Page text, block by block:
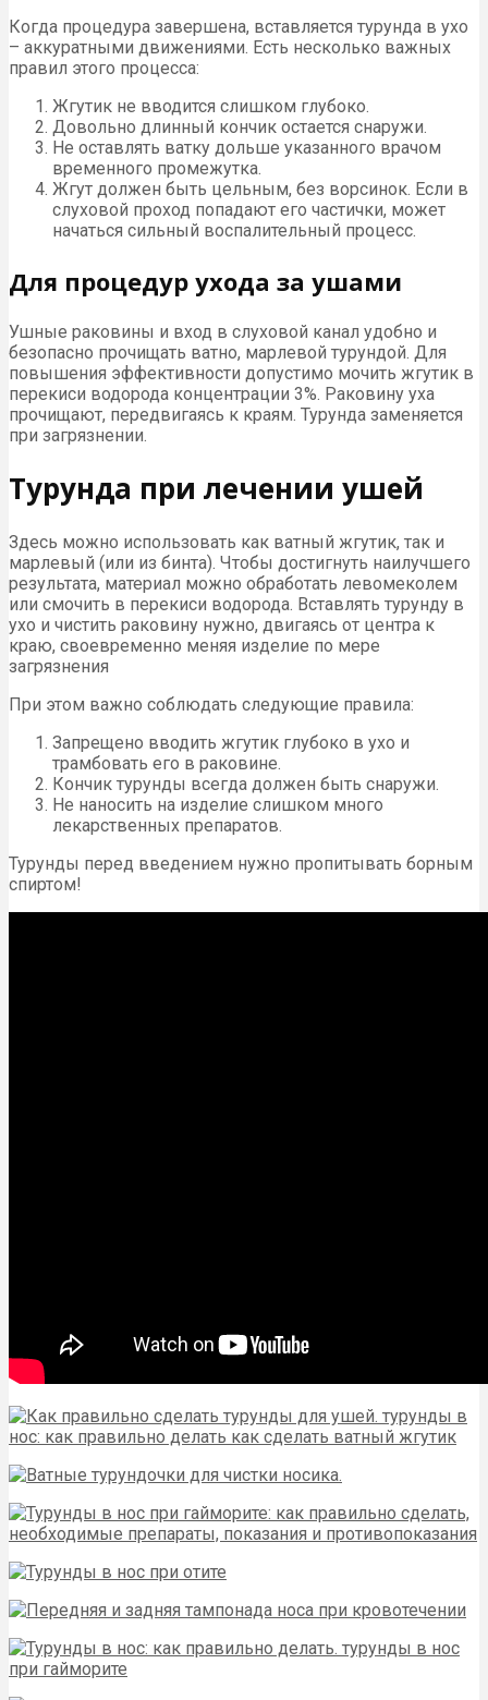
Когда процедура завершена, вставляется турунда в ухо
– аккуратными движениями. Есть несколько важных
правил этого процесса:
Жгутик не вводится слишком глубоко.
Довольно длинный кончик остается снаружи.
Не оставлять ватку дольше указанного врачом
временного промежутка.
Жгут должен быть цельным, без ворсинок. Если в
слуховой проход попадают его частички, может
начаться сильный воспалительный процесс.
Для процедур ухода за ушами
Ушные раковины и вход в слуховой канал удобно и
безопасно прочищать ватно, марлевой турундой. Для
повышения эффективности допустимо мочить жгутик в
перекиси водорода концентрации 3%. Раковину уха
прочищают, передвигаясь к краям. Турунда заменяется
при загрязнении.
Турунда при лечении ушей
Здесь можно использовать как ватный жгутик, так и
марлевый (или из бинта). Чтобы достигнуть наилучшего
результата, материал можно обработать левомеколем
или смочить в перекиси водорода. Вставлять турунду в
ухо и чистить раковину нужно, двигаясь от центра к
краю, своевременно меняя изделие по мере
загрязнения
При этом важно соблюдать следующие правила:
Запрещено вводить жгутик глубоко в ухо и
трамбовать его в раковине.
Кончик турунды всегда должен быть снаружи.
Не наносить на изделие слишком много
лекарственных препаратов.
Турунды перед введением нужно пропитывать борным
спиртом!